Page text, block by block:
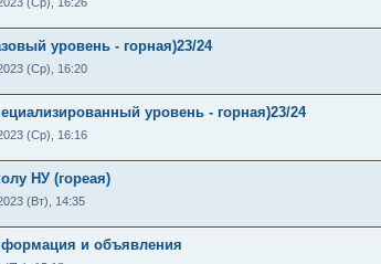
уровень - горная)23/24
(Ср), 16:20
уровень - горная)23/24
(Ср), 16:16
НУ (гореая)
(Вт), 14:35
и объявления